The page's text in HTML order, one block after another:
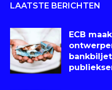
LAATSTE BERICHTEN
ECB